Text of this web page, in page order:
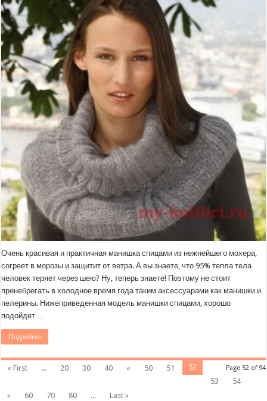
Очень красивая и практичная манишка спицами из нежнейшего мохера,
согреет в морозы и защитит от ветра. А вы знаете, что 95% тепла тела
человек теряет через шею? Ну, теперь знаете! Поэтому не стоит
пренебрегать в холодное время года таким аксессуарами как манишки и
пелерины. Нижеприведенная модель манишки спицами, хорошо
подойдет …
Подробнее
Page 52 of 94
« First ... 20 30 40 « 50 51
52
53
54
»
60 70 80 ... Last »